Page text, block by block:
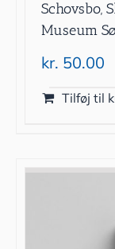
Schovsbo,
Museum
kr. 50.00
Tilføj til